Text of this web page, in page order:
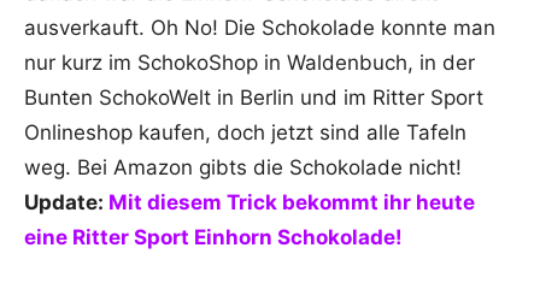
ausverkauft. Oh No! Die Schokolade konnte man
nur kurz im SchokoShop in Waldenbuch, in der
Bunten SchokoWelt in Berlin und im Ritter Sport
Onlineshop kaufen, doch jetzt sind alle Tafeln
weg. Bei Amazon gibts die Schokolade nicht!
Update: Mit diesem Trick bekommt ihr heute
eine Ritter Sport Einhorn Schokolade!